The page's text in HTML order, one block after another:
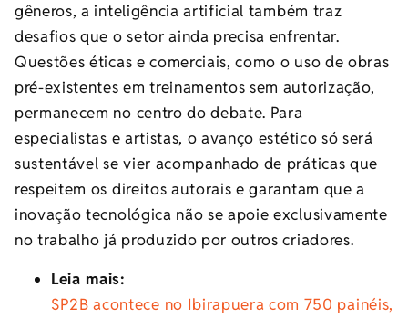
gêneros, a inteligência artificial também traz
desafios que o setor ainda precisa enfrentar.
Questões éticas e comerciais, como o uso de obras
pré-existentes em treinamentos sem autorização,
permanecem no centro do debate. Para
especialistas e artistas, o avanço estético só será
sustentável se vier acompanhado de práticas que
respeitem os direitos autorais e garantam que a
inovação tecnológica não se apoie exclusivamente
no trabalho já produzido por outros criadores.
Leia mais:
SP2B acontece no Ibirapuera com 750 painéis,